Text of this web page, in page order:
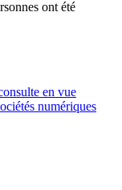
ont été
en vue
numériques